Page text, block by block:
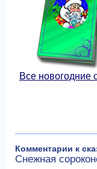
Все новогодние
Комментарии к
Снежная